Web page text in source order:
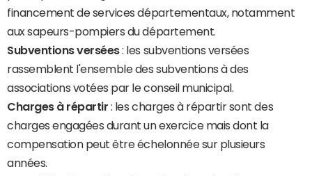
financement de services départementaux, notamment
aux sapeurs-pompiers du département.
Subventions versées: les subventions versées
rassemblent l'ensemble des subventions à des
associations votées par le conseil municipal.
Charges à répartir : les charges à répartir sont des
charges engagées durant un exercice mais dont la
compensation peut être échelonnée sur plusieurs
années.